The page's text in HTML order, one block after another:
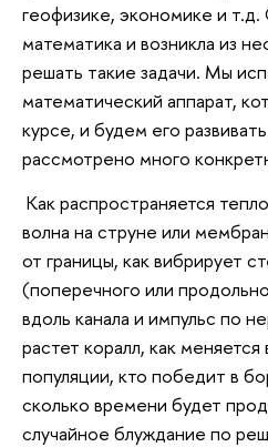
геофизике, экономике и
математика и возникла из
решать такие задачи. Мы
математический аппарат,
курсе, и будем его
рассмотрено много
Как распространяется
волна на струне или
от границы, как вибрирует
(поперечного или
вдоль канала и импульс по
растет коралл, как
популяции, кто победит в
сколько времени будет
случайное блуждание по